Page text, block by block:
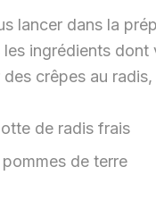
lancer dans la
les ingrédients dont
crêpes au
de radis frais
de terre